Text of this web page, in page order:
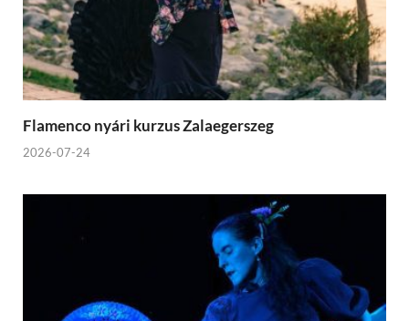
Flamenco nyári kurzus Zalaegerszeg
2026-07-24